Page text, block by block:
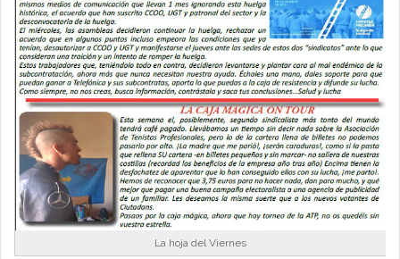
La hoja del Viernes